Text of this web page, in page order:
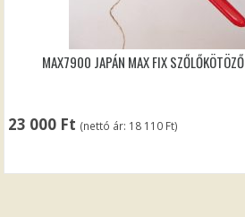
MAX7900 JAPÁN MAX FIX SZŐLŐKÖTÖZŐ
23 000 Ft (nettó ár: 18 110 Ft)